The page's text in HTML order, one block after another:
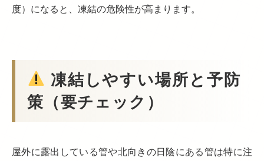
度）になると、凍結の危険性が高まります。
凍結しやすい場所と予防
策（要チェック）
屋外に露出している管や北向きの日陰にある管は特に注